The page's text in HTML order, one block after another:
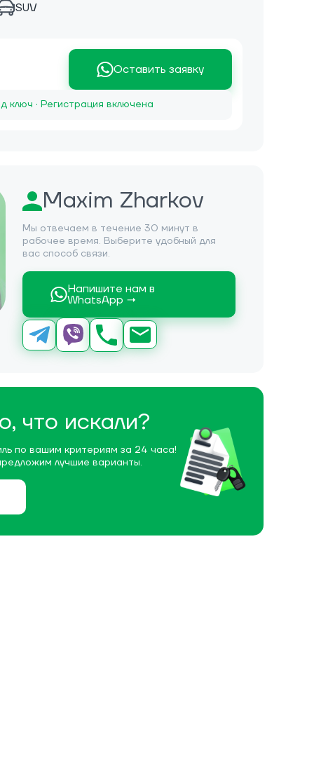
SUV
Оставить заявку
ключ · Регистрация включена
Maxim Zharkov
Мы отвечаем в течение 30 минут в
рабочее время. Выберите удобный для
вас способ связи.
Напишите нам в
WhatsApp →
что искали?
по вашим критериям за 24 часа!
лучшие варианты.